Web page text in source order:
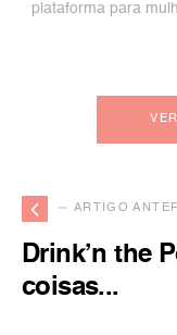
plataforma para
— ARTIGO
Drink’n the
coisas...